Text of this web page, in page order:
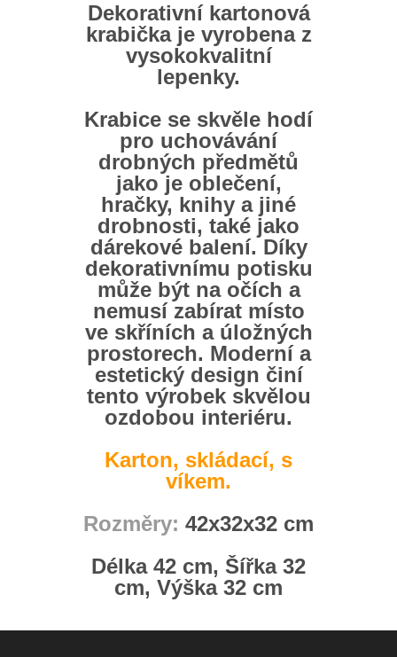
Dekorativní kartonová
krabička je vyrobena z
vysokokvalitní
lepenky.
Krabice se skvěle hodí
pro uchovávání
drobných předmětů
jako je oblečení,
hračky, knihy a jiné
drobnosti, také jako
dárekové balení. Díky
dekorativnímu potisku
může být na očích a
nemusí zabírat místo
ve skříních a úložných
prostorech. Moderní a
estetický design činí
tento výrobek skvělou
ozdobou interiéru.
Karton, skládací, s
víkem.
Rozměry: 42x32x32 cm
Délka 42 cm, Šířka 32
cm, Výška 32 cm